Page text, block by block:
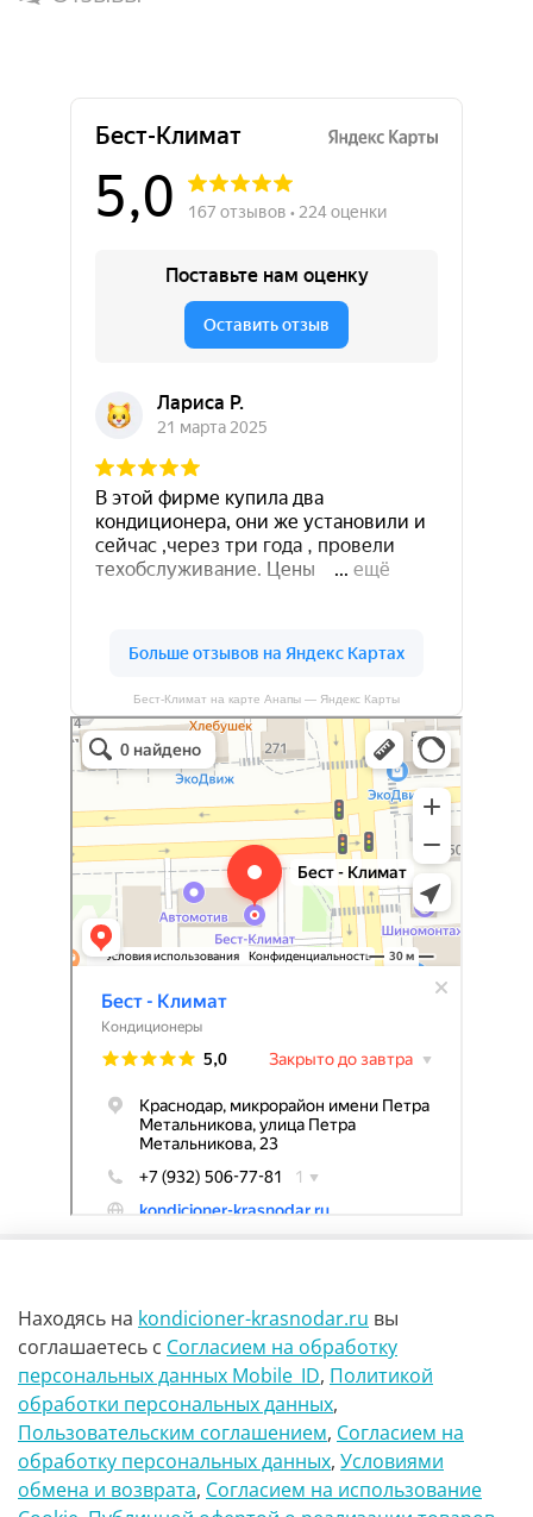
Бест-Климат на карте Анапы — Яндекс Карты
Бест-климат
Кондиционеры в Краснодаре
г Краснодар Ул Петра метальникова 23
8(900)29-888-66
Находясь на kondicioner-krasnodar.ru вы
соглашаетесь с Согласием на обработку
персональных данных Mobile_ID, Политикой
обработки персональных данных,
Пользовательским соглашением, Согласием на
обработку персональных данных, Условиями
обмена и возврата, Согласием на использование